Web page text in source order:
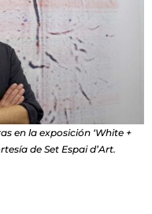
en la exposición ‘White +
de Set Espai d’Art.